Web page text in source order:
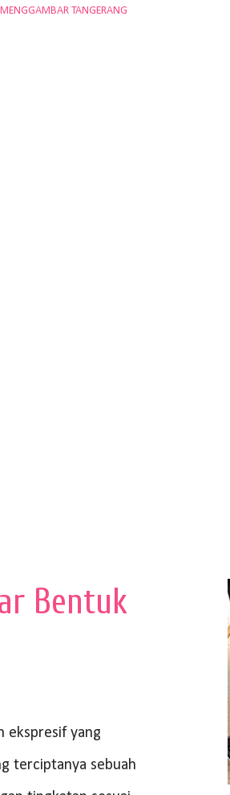
TANGERANG
Bentuk
ekspresif yang
terciptanya sebuah